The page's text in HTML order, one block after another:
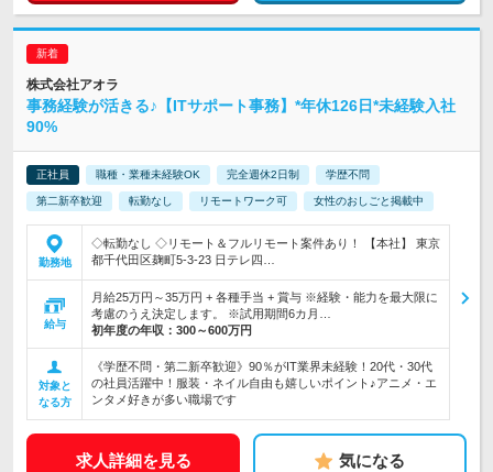
株式会社アオラ
事務経験が活きる♪【ITサポート事務】*年休126日*未経験入社
90%
正社員 職種・業種未経験OK 完全週休2日制 学歴不問
第二新卒歓迎 転勤なし リモートワーク可 女性のおしごと掲載中
勤務地
◇転勤なし ◇リモート＆フルリモート案件あり！ 【本社】 東京
都千代田区麹町5-3-23 日テレ四…
給与
月給25万円～35万円 + 各種手当 + 賞与 ※経験・能力を最大限に
考慮のうえ決定します。 ※試用期間6カ月…
初年度の年収： 300～600万円
対象と
なる方
《学歴不問・第二新卒歓迎》90％がIT業界未経験！20代・30代
の社員活躍中！服装・ネイル自由も嬉しいポイント♪アニメ・エ
ンタメ好きが多い職場です
求人詳細を見る 気になる